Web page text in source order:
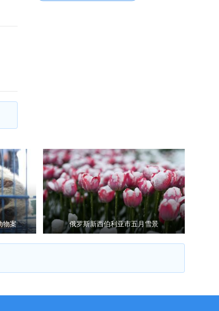
物案 俄罗斯新西伯利亚市五月雪景